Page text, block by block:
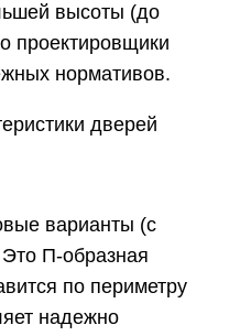
высоты (до
проектировщики
нормативов.
дверей
варианты (с
П-образная
по периметру
надежно